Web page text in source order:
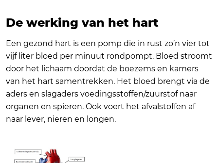
De werking van het hart
Een gezond hart is een pomp die in rust zo’n vier tot
vijf liter bloed per minuut rondpompt. Bloed stroomt
door het lichaam doordat de boezems en kamers
van het hart samentrekken. Het bloed brengt via de
aders en slagaders voedingsstoffen/zuurstof naar
organen en spieren. Ook voert het afvalstoffen af
naar lever, nieren en longen.